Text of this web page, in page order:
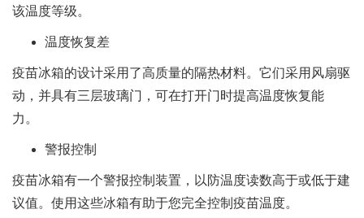
该温度等级。
温度恢复差
疫苗冰箱的设计采用了高质量的隔热材料。它们采用风扇驱
动，并具有三层玻璃门，可在打开门时提高温度恢复能
力。
警报控制
疫苗冰箱有一个警报控制装置，以防温度读数高于或低于建
议值。使用这些冰箱有助于您完全控制疫苗温度。